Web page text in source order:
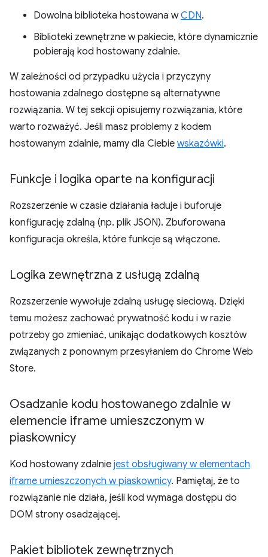
Dowolna biblioteka hostowana wCDN.
Biblioteki zewnętrzne w pakiecie, które dynamicznie
pobierają kod hostowany zdalnie.
W zależności od przypadku użycia i przyczyny
hostowania zdalnego dostępne są alternatywne
rozwiązania. W tej sekcji opisujemy rozwiązania, które
warto rozważyć. Jeśli masz problemy z kodem
hostowanym zdalnie, mamy dla Ciebie wskazówki.
Funkcje i logika oparte na konfiguracji
Rozszerzenie w czasie działania ładuje i buforuje
konfigurację zdalną (np. plik JSON). Zbuforowana
konfiguracja określa, które funkcje są włączone.
Logika zewnętrzna z usługą zdalną
Rozszerzenie wywołuje zdalną usługę sieciową. Dzięki
temu możesz zachować prywatność kodu i w razie
potrzeby go zmieniać, unikając dodatkowych kosztów
związanych z ponownym przesyłaniem do Chrome Web
Store.
Osadzanie kodu hostowanego zdalnie w
elemencie iframe umieszczonym w
piaskownicy
Kod hostowany zdalnie jest obsługiwany w elementach
iframe umieszczonych w piaskownicy. Pamiętaj, że to
rozwiązanie nie działa, jeśli kod wymaga dostępu do
DOM strony osadzającej.
Pakiet bibliotek zewnętrznych